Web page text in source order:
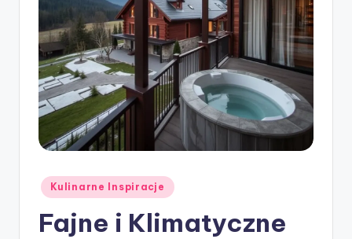
Posted
in
Kulinarne Inspiracje
Fajne i Klimatyczne